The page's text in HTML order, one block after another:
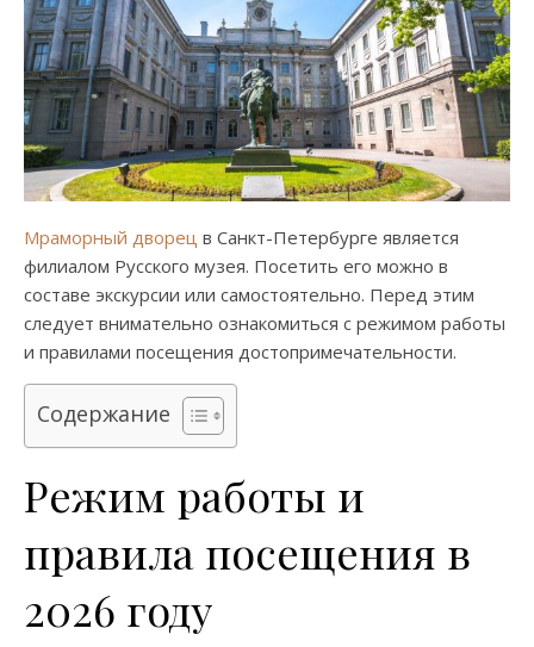
Мраморный дворец в Санкт-Петербурге является
филиалом Русского музея. Посетить его можно в
составе экскурсии или самостоятельно. Перед этим
следует внимательно ознакомиться с режимом работы
и правилами посещения достопримечательности.
Содержание
Режим работы и
правила посещения в
2026 году